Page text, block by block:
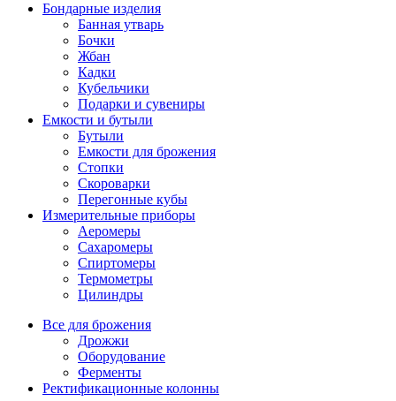
Бондарные изделия
Банная утварь
Бочки
Жбан
Кадки
Кубельчики
Подарки и сувениры
Емкости и бутыли
Бутыли
Емкости для брожения
Стопки
Скороварки
Перегонные кубы
Измерительные приборы
Аеромеры
Сахаромеры
Спиртомеры
Термометры
Цилиндры
Все для брожения
Дрожжи
Оборудование
Ферменты
Ректификационные колонны